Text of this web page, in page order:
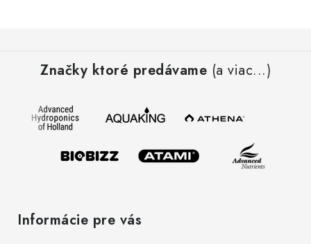
Značky ktoré predávame (a viac...)
Informácie pre vás